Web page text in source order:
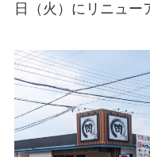
日（火）にリニュー